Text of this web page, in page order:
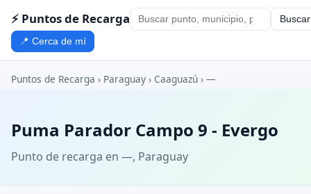
⚡ Puntos de Recarga Buscar
📍 Cerca de mí
Puntos de Recarga › Paraguay › Caaguazú › —
Puma Parador Campo 9 - Evergo
Punto de recarga en —, Paraguay